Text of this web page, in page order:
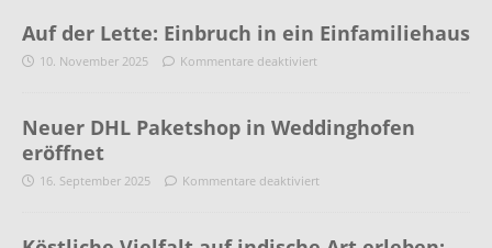
Auf der Lette: Einbruch in ein Einfamiliehaus
10. November 2025 Kommentare deaktiviert
Neuer DHL Paketshop in Weddinghofen
eröffnet
16. September 2025 Kommentare deaktiviert